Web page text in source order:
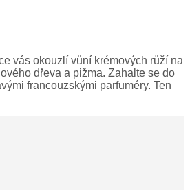
vás okouzlí vůní krémových růží na
dřeva a pižma. Zahalte se do
francouzskými parfuméry. Ten